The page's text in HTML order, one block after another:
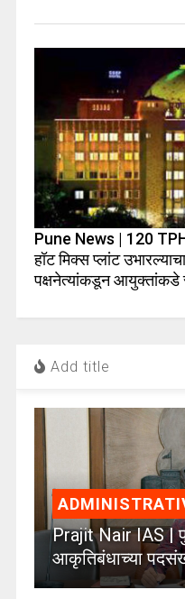
Pune News | 120
हॉट मिक्स प्लांट
पक्षनेत्यांकडून आयुक्तांकडे
Add title
Prajit Nair IAS |
आकृतिबंधाच्या